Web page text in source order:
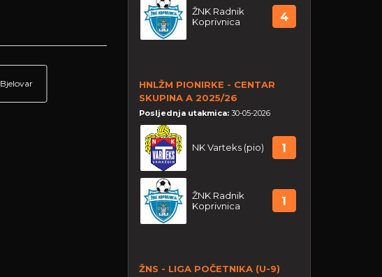
Bjelovar
ŽNK Radnik
Koprivnica
4
HNLŽM PIONIRKE - CENTAR
SKUPINA A 2025/26
Posljednja utakmica: 30-05-2026
NK Varteks (pio) 1
ŽNK Radnik
Koprivnica
1
ŽNS - LIGA POČETNIKA (U-9)